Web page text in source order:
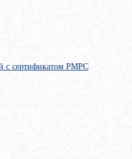
с сертификатом РМРС